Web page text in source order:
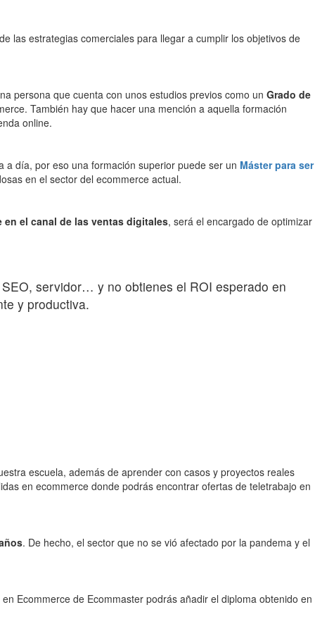
las estrategias comerciales para llegar a cumplir los objetivos de
persona que cuenta con unos estudios previos como un Grado de
También hay que hacer una mención a aquella formación
online.
a día, por eso una formación superior puede ser un Máster para ser
en el sector del ecommerce actual.
el canal de las ventas digitales, será el encargado de optimizar
servidor… y no obtienes el ROI esperado en
y productiva.
escuela, además de aprender con casos y proyectos reales
en ecommerce donde podrás encontrar ofertas de teletrabajo en
. De hecho, el sector que no se vió afectado por la pandema y el
Ecommerce de Ecommaster podrás añadir el diploma obtenido en